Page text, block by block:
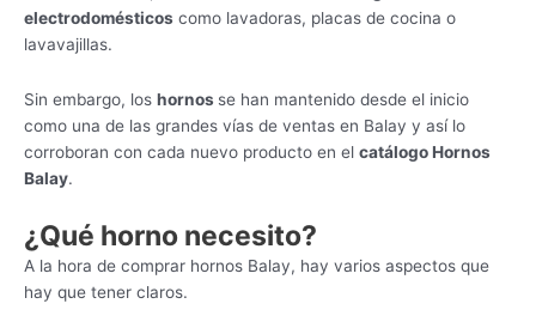
electrodomésticos como lavadoras, placas de cocina o
lavavajillas.
Sin embargo, los hornos se han mantenido desde el inicio
como una de las grandes vías de ventas en Balay y así lo
corroboran con cada nuevo producto en el catálogo Hornos
Balay.
¿Qué horno necesito?
A la hora de comprar hornos Balay, hay varios aspectos que
hay que tener claros.